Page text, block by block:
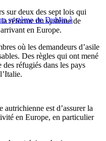
système de Dublin à
sur deux des sept lois qui
réforme du système de
en Europe.
où les demandeurs d’asile
Des règles qui ont mené
réfugiés dans les pays
est d’assurer la
en Europe, en particulier